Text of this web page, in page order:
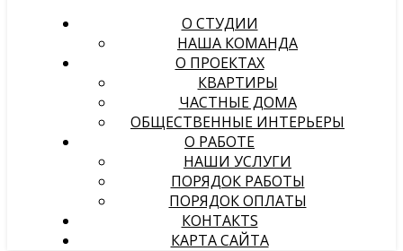
О СТУДИИ
НАША КОМАНДА
О ПРОЕКТАХ
КВАРТИРЫ
ЧАСТНЫЕ ДОМА
ОБЩЕСТВЕННЫЕ ИНТЕРЬЕРЫ
О РАБОТЕ
НАШИ УСЛУГИ
ПОРЯДОК РАБОТЫ
ПОРЯДОК ОПЛАТЫ
КОНТАКТS
КАРТА САЙТА